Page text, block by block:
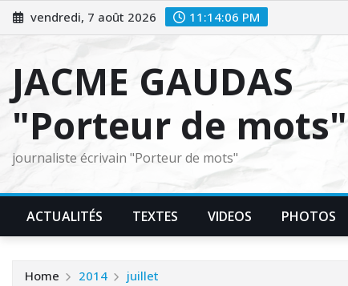
Skip
to
vendredi, 7 août 2026 11:14:07 PM
JACME GAUDAS
"Porteur de mots"
journaliste écrivain "Porteur de mots"
ACTUALITÉS TEXTES VIDEOS PHOTOS
Home 2014 juillet